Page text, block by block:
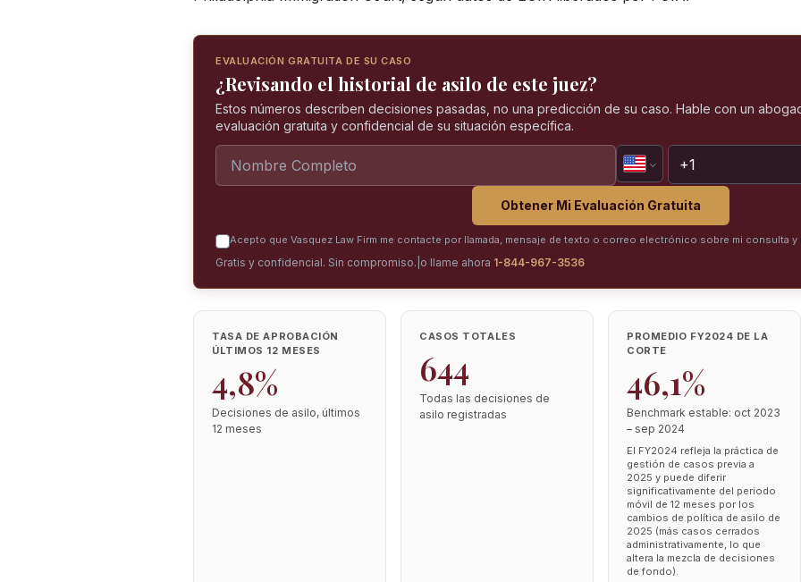
EVALUACIÓN GRATUITA DE SU CASO
¿Revisando el historial de asilo de este juez?
Estos números describen decisiones pasadas, no una predicción de su caso. Hable con un
evaluación gratuita y confidencial de su situación específica.
Obtener Mi Evaluación Gratuita
Acepto que Vasquez Law Firm me contacte por llamada, mensaje de texto o correo electrónico sobre mi consulta
Gratis y confidencial. Sin compromiso. o llame ahora 1-844-967-3536
TASA DE APROBACIÓN
ÚLTIMOS 12 MESES
4,8%
Decisiones de asilo, últimos
12 meses
CASOS TOTALES
644
Todas las decisiones de
asilo registradas
PROMEDIO FY2024 DE LA
CORTE
46,1%
Benchmark estable: oct 2023
– sep 2024
El FY2024 refleja la práctica de
gestión de casos previa a
2025 y puede diferir
significativamente del periodo
móvil de 12 meses por los
cambios de política de asilo de
2025 (más casos cerrados
administrativamente, lo que
altera la mezcla de decisiones
de fondo).